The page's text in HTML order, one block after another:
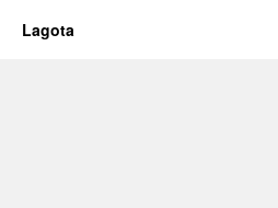
Lagota